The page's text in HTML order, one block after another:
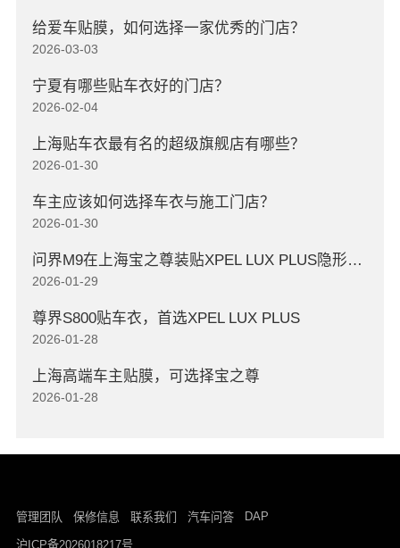
给爱车贴膜，如何选择一家优秀的门店？
2026-03-03
宁夏有哪些贴车衣好的门店？
2026-02-04
上海贴车衣最有名的超级旗舰店有哪些？
2026-01-30
车主应该如何选择车衣与施工门店？
2026-01-30
问界M9在上海宝之尊装贴XPEL LUX PLUS隐形车衣
2026-01-29
尊界S800贴车衣，首选XPEL LUX PLUS
2026-01-28
上海高端车主贴膜，可选择宝之尊
2026-01-28
管理团队 保修信息 联系我们 汽车问答 DAP
沪ICP备2026018217号